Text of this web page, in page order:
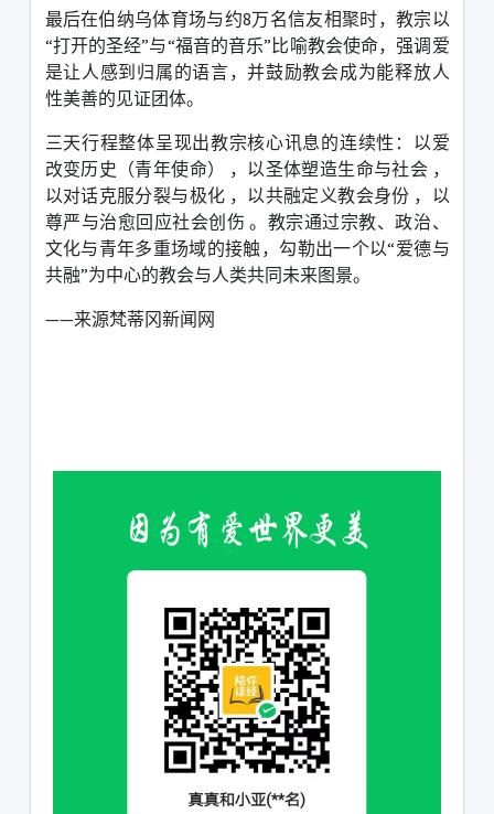
最后在伯纳乌体育场与约8万名信友相聚时，教宗以
“打开的圣经”与“福音的音乐” 比喻教会使命，强调爱
是让人感到归属的语言，并鼓励教会成为能释放人
性美善的见证团体。
三天行程整体呈现出教宗核心讯息的连续性：以爱
改变历史（青年使命）
，以圣体塑造生命与社会 ，
以对话克服分裂与极化 ，以共融定义教会身份 ，以
尊严与治愈回应社会创伤 。教宗通过宗教、政治、
文化与青年多重场域的接触，勾勒出一个以“爱德与
共融”为中心的教会与人类共同未来图景。
——来源梵蒂冈新闻网